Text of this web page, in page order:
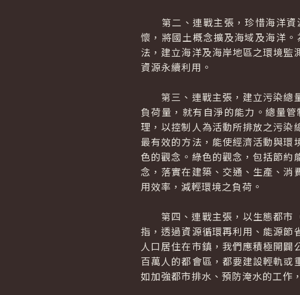
第二、連戰主張，珍惜海洋資
懷，將國土概念擴及海域及海洋
法，建立海洋及海岸地區之環境
資源永續利用。
第三、連戰主張，建立污染總
負荷量，就有自淨的能力。總量
理，以控制人為活動所排放之污染
最有效的方法，能使經濟活動與
色的觀念。綠色的觀念，包括節約
念，落實在建築、交通、生產、消
用效率，減輕環境之負荷。
第四、連戰主張，以生態都市
指，透過資源循環再利用、能源節
人口居住在市鎮，我們應積極開
百萬人的都會區，都要建設輕軌或
如加強都市排水、預防淹水的工作